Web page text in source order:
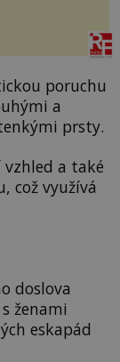
poruchu
a
prsty.
a také
což využívá
doslova
ženami
eskapád